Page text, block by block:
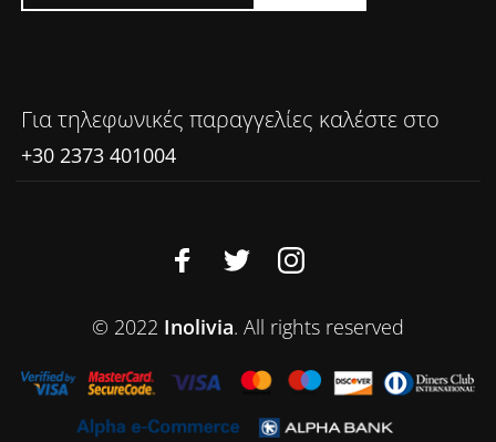
Για τηλεφωνικές παραγγελίες καλέστε στο
+30 2373 401004
© 2022 Inolivia. All rights reserved